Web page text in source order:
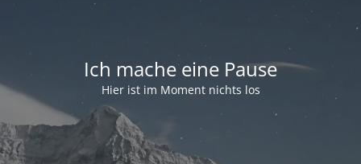
Ich mache eine Pause
Hier ist im Moment nichts los